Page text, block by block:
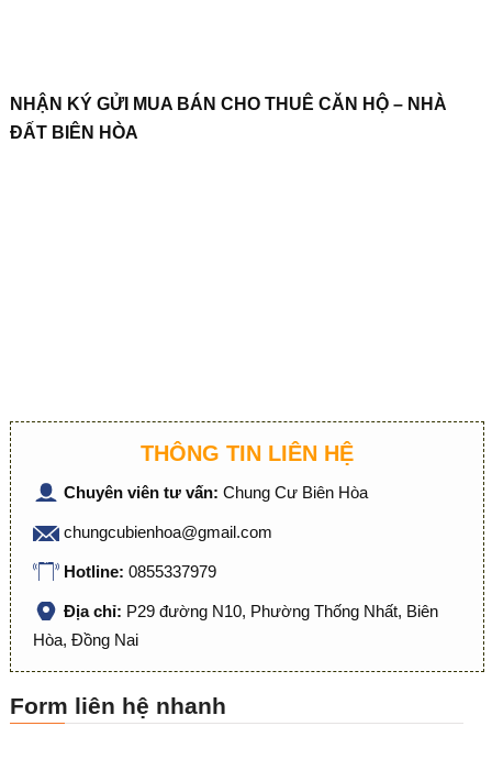
NHẬN KÝ GỬI MUA BÁN CHO THUÊ CĂN HỘ – NHÀ
ĐẤT BIÊN HÒA
THÔNG TIN LIÊN HỆ
Chuyên viên tư vấn: Chung Cư Biên Hòa
chungcubienhoa@gmail.com
Hotline: 0855337979
Địa chỉ: P29 đường N10, Phường Thống Nhất, Biên
Hòa, Đồng Nai
Form liên hệ nhanh